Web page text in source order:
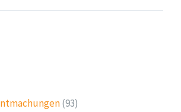
(93)